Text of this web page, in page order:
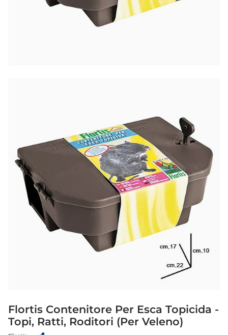
Flortis Contenitore Per Esca Topicida -
Topi, Ratti, Roditori (Per Veleno)